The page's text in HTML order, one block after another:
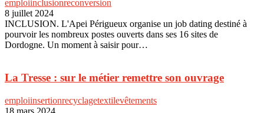
emploiinclusionreconversion
8 juillet 2024
INCLUSION. L'Apei Périgueux organise un job dating destiné à
pourvoir les nombreux postes ouverts dans ses 16 sites de
Dordogne. Un moment à saisir pour…
La Tresse : sur le métier remettre son ouvrage
emploiinsertionrecyclagetextilevêtements
18 mars 2024